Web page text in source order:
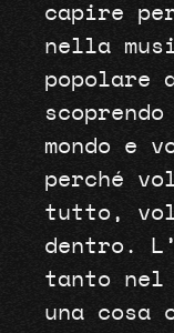
capire
nella
popolare
mondo e
perché
tutto,
dentro.
tanto nel
una cosa